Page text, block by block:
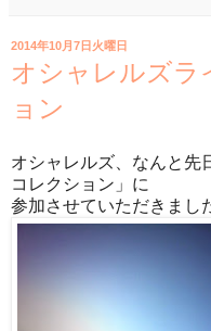
2014年10月7日火曜日
オシャレルズラ
ョン
オシャレルズ、なんと先
コレクション」に
参加させていただきまし